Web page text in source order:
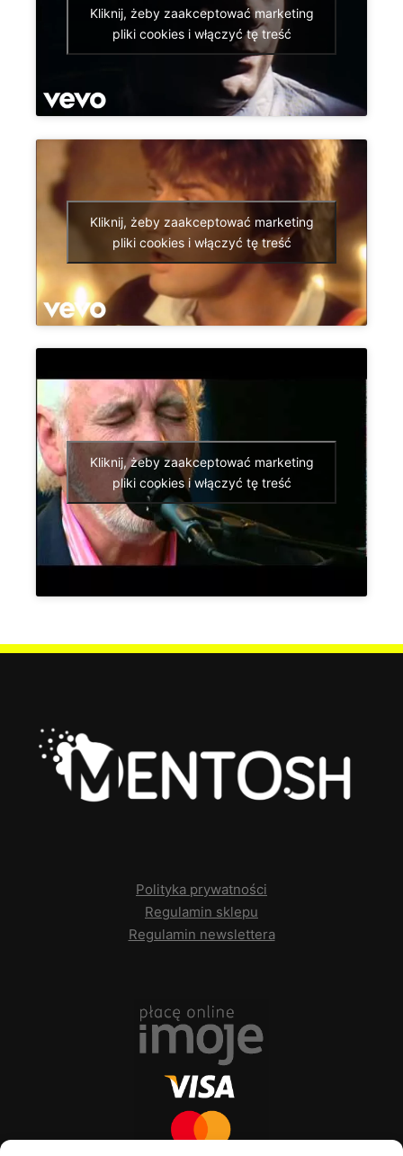
Kliknij, żeby zaakceptować marketing
pliki cookies i włączyć tę treść
Kliknij, żeby zaakceptować marketing
pliki cookies i włączyć tę treść
Kliknij, żeby zaakceptować marketing
pliki cookies i włączyć tę treść
Polityka prywatności
Regulamin sklepu
Regulamin newslettera